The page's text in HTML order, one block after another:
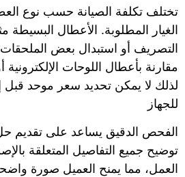
تختلف تكلفة الصيانة حسب نوع
الغيار المطلوبة. الأعطال
التصريف أو استبدال بعض
مقارنة بأعطال اللوحات
لذلك لا يمكن تحديد سعر موحد قبل
للجهاز
الفحص الدقيق يساعد على تقديم
توضيح جميع التفاصيل المتعلقة
العمل، مما يمنح العميل صورة